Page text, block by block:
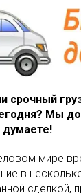
срочный
Мы
мире
в
сделкой,